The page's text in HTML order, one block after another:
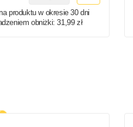
produktu w okresie 30 dni
obniżki:31,99 zł